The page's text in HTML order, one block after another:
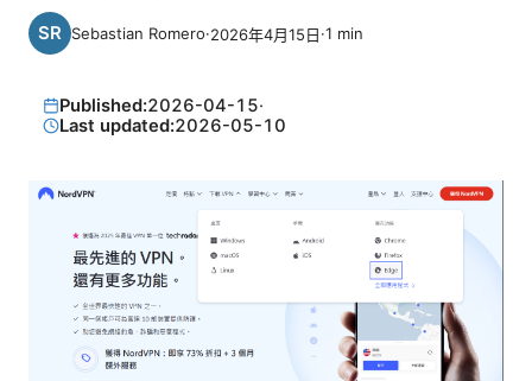
Sebastian Romero·2026年4月15日·1 min
Published:2026-04-15·
Last updated:2026-05-10